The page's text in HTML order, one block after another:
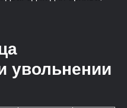
увольнении